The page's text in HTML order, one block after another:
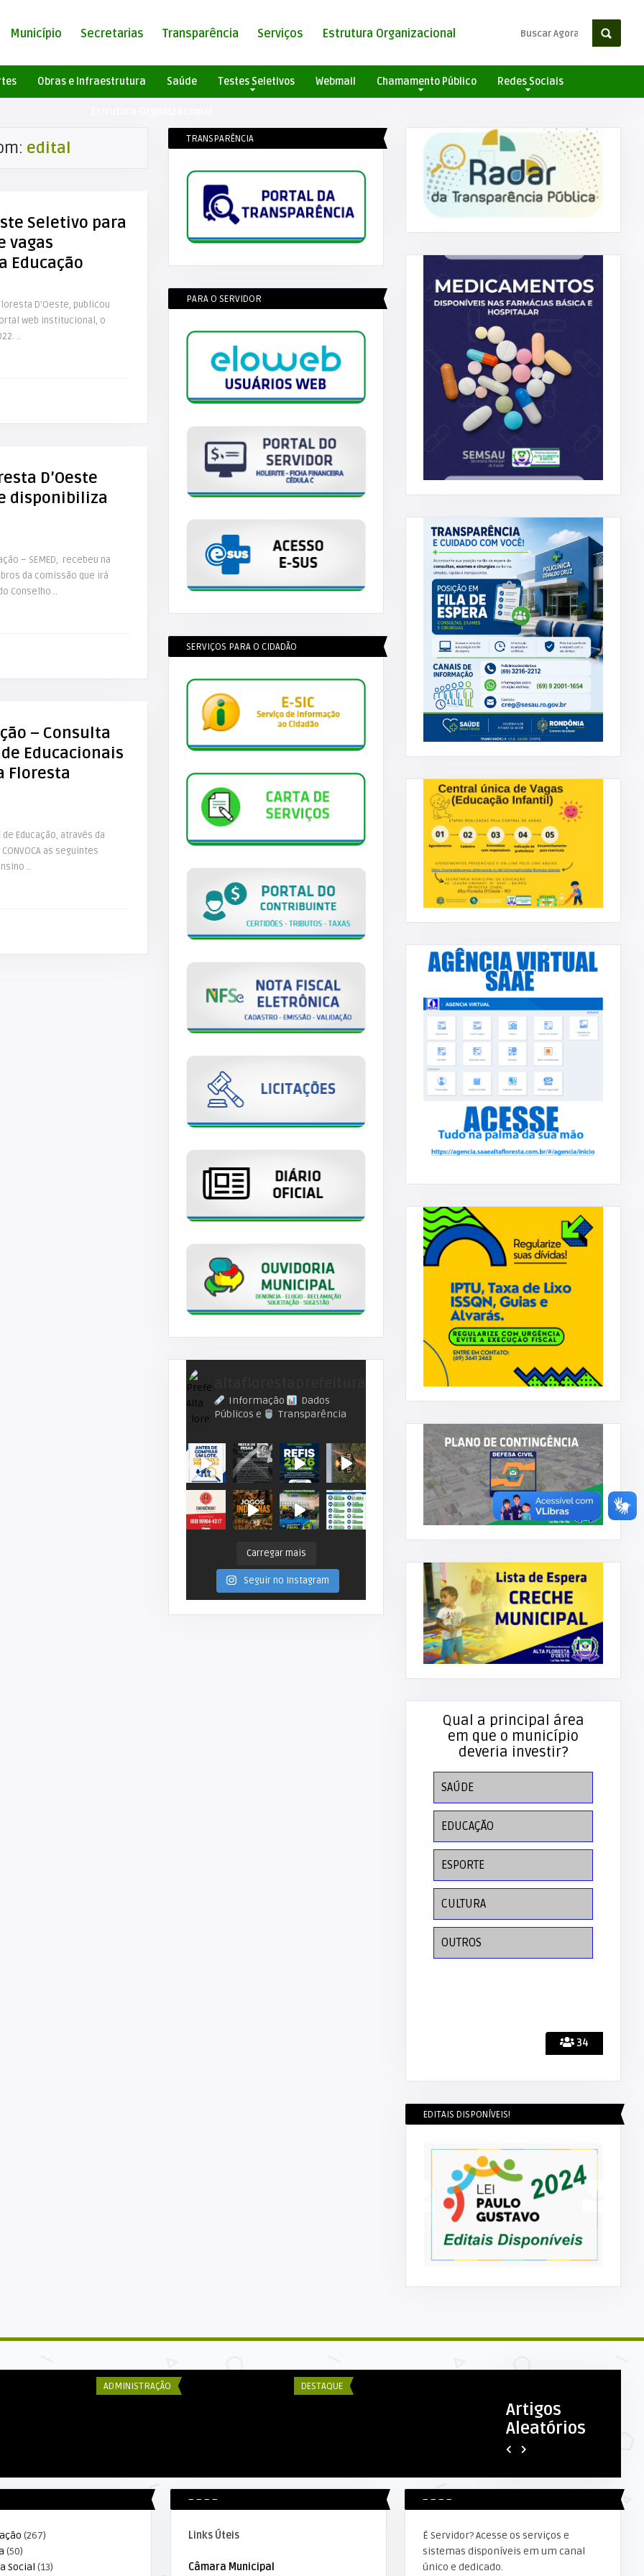
Município Secretarias Transparência Serviços Estrutura Organizacional
Obras e Infraestrutura Saúde Testes Seletivos Webmail Chamamento Público Redes Sociais
edital
Seletivo para
vagas
Educação
D’Oeste, publicou
web institucional, o
..
D’Oeste
disponibiliza
– SEMED, recebeu na
da comissão que irá
Conselho ..
– Consulta
Educacionais
Floresta
Educação, através da
as seguintes
..
TRANSPARÊNCIA
PARA O SERVIDOR
SERVIÇOS PARA O CIDADÃO
Informação
Dados
Públicos e
Transparência
Carregar mais
Seguir no Instagram
34
Qual a principal área
em que o município
deveria investir?
SAÚDE
EDUCAÇÃO
ESPORTE
CULTURA
OUTROS
EDITAIS DISPONÍVEIS!
Artigos
Aleatórios
realiza curso
ADMINISTRAÇÃO
Prefeito Carlos Borges recebe no
DESTAQUE
Campeonato Municipal de futebol
RAFAEL STRAUB
DESCARTE CORRETO DE
(267)
(50)
Social (13)
– – – –
Links Úteis
Câmara Municipal
– – – –
É Servidor? Acesse os serviços e
sistemas disponíveis em um canal
único e dedicado.